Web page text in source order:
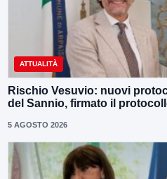
ATTUALITÀ
Rischio Vesuvio: nuovi
del Sannio, firmato il
5 AGOSTO 2026